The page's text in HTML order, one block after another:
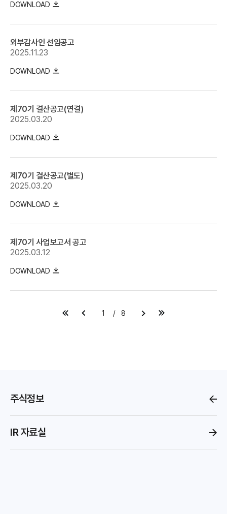
DOWNLOAD
외부감사인 선임공고
2025.11.23
DOWNLOAD
제70기 결산공고(연결)
2025.03.20
DOWNLOAD
제70기 결산공고(별도)
2025.03.20
DOWNLOAD
제70기 사업보고서 공고
2025.03.12
DOWNLOAD
1 8
주식정보
IR 자료실